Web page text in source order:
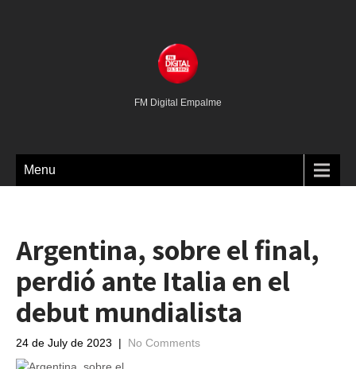
FM Digital Empalme
Menu
Argentina, sobre el final,
perdió ante Italia en el
debut mundialista
24 de July de 2023 | No Comments